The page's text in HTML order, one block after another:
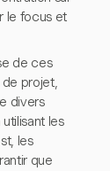
le focus et
de ces
de projet,
divers
les
les
que